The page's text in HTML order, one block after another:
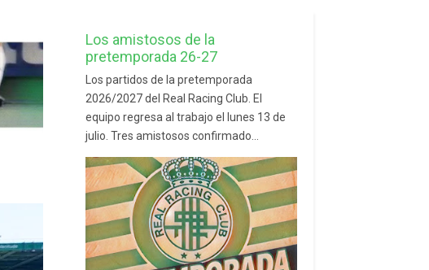
Los amistosos de la
pretemporada 26-27
Los partidos de la pretemporada
2026/2027 del Real Racing Club. El
equipo regresa al trabajo el lunes 13 de
julio. Tres amistosos confirmado...